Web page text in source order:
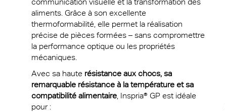
FAQ Solid
Curvalite®
Plaques massives opaques
Transport de masse
Automobile
Barrière anti-bruit
aliments. Grâce à son excellente
thermoformabilité, elle permet la réalisation
précise de pièces formées – sans compromettre
la performance optique ou les propriétés
mécaniques.
Avec sa haute résistance aux chocs, sa
remarquable résistance à la température et sa
compatibilité alimentaire, Inspria® GP est idéale
pour :